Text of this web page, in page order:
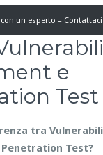
un esperto – Contattaci
e
Test
tra
Test?